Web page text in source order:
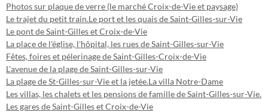
Photos sur plaque de verre (le marché Croix-de-Vie et paysage)
Le trajet du petit train.Le port et les quais de Saint-Gilles-sur-Vie
Le pont de Saint-Gilles et Croix-de-Vie
La place de l'église, l'hôpital, les rues de Saint-Gilles-sur-Vie
Fêtes, foires et pélerinage de Saint-Gilles-Croix-de-Vie
L'avenue de la plage de Saint-Gilles-sur-Vie
La plage de St-Gilles-sur-Vie et la jetée.La villa Notre-Dame
Les villas, les chalets et les pensions de famille de Saint-Gilles-sur-Vie.
Les gares de Saint-Gilles et Croix-de-Vie